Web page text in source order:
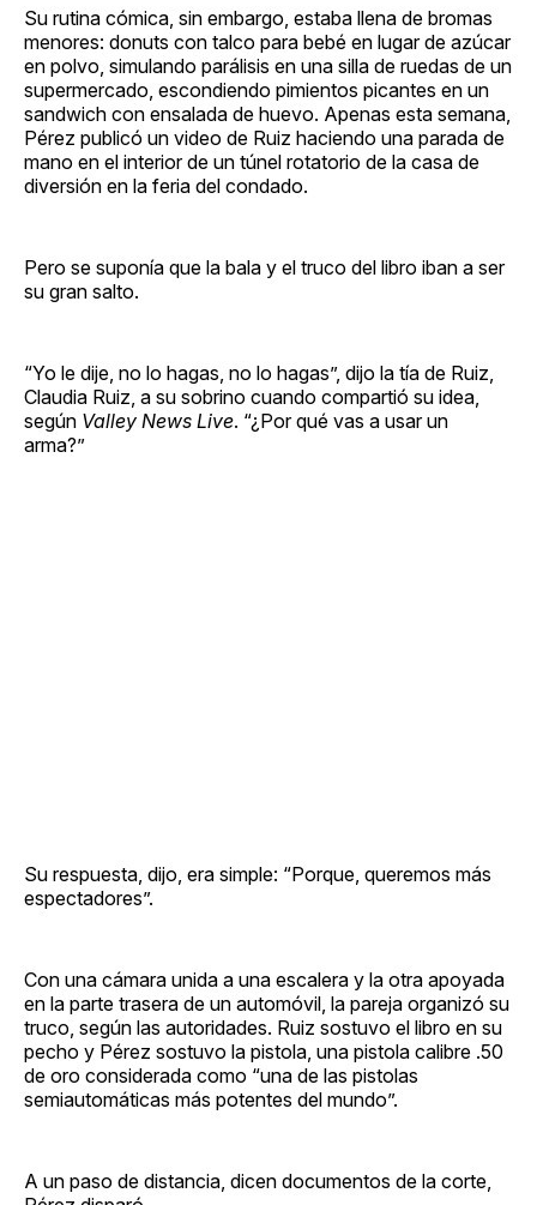
Su rutina cómica, sin embargo, estaba llena de bromas
menores: donuts con talco para bebé en lugar de azúcar
en polvo, simulando parálisis en una silla de ruedas de un
supermercado, escondiendo pimientos picantes en un
sandwich con ensalada de huevo. Apenas esta semana,
Pérez publicó un video de Ruiz haciendo una parada de
mano en el interior de un túnel rotatorio de la casa de
diversión en la feria del condado.
Pero se suponía que la bala y el truco del libro iban a ser
su gran salto.
“Yo le dije, no lo hagas, no lo hagas”, dijo la tía de Ruiz,
Claudia Ruiz, a su sobrino cuando compartió su idea,
según Valley News Live. “¿Por qué vas a usar un
arma?”
Su respuesta, dijo, era simple: “Porque, queremos más
espectadores”.
Con una cámara unida a una escalera y la otra apoyada
en la parte trasera de un automóvil, la pareja organizó su
truco, según las autoridades. Ruiz sostuvo el libro en su
pecho y Pérez sostuvo la pistola, una pistola calibre .50
de oro considerada como “una de las pistolas
semiautomáticas más potentes del mundo”.
A un paso de distancia, dicen documentos de la corte,